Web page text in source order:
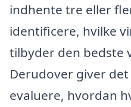
indhente tre eller
identificere, hvilke
tilbyder den bedste
Derudover giver
evaluere, hvordan